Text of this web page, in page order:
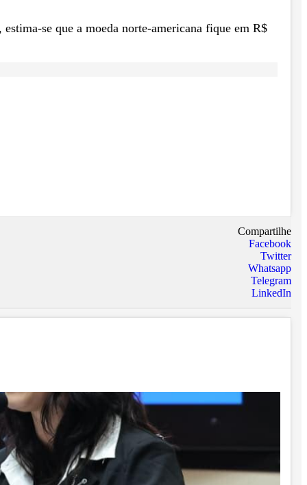
se que a moeda norte-americana fique em R$
Compartilhe
Facebook
Twitter
Whatsapp
Telegram
LinkedIn